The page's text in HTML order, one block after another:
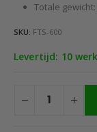
Totale gewicht:
SKU: FTS-600
Levertijd: 10